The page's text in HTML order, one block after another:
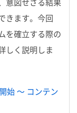
意図せざる結果
きます。今回
を確立する際の
しく説明しま
始 ～ コンテン